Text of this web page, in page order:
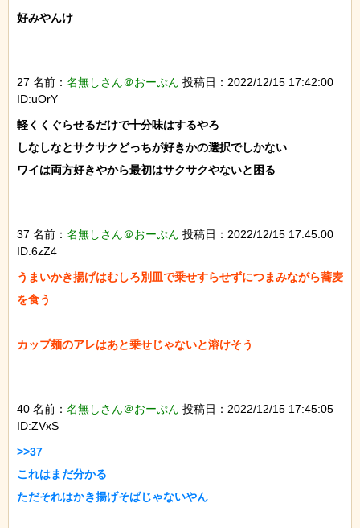
好みやんけ
27 名前： 名無しさん＠おーぷん 投稿日：2022/12/15 17:42:00
ID:uOrY
軽くくぐらせるだけで十分味はするやろ
しなしなとサクサクどっちが好きかの選択でしかない
ワイは両方好きやから最初はサクサクやないと困る
37 名前： 名無しさん＠おーぷん 投稿日：2022/12/15 17:45:00
ID:6zZ4
うまいかき揚げはむしろ別皿で乗せすらせずにつまみながら蕎麦
を食う
カップ麺のアレはあと乗せじゃないと溶けそう
40 名前： 名無しさん＠おーぷん 投稿日：2022/12/15 17:45:05
ID:ZVxS
>>37
これはまだ分かる
ただそれはかき揚げそばじゃないやん